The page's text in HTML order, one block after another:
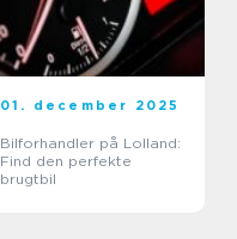
01. december 2025
Bilforhandler på Lolland:
Find den perfekte
brugtbil